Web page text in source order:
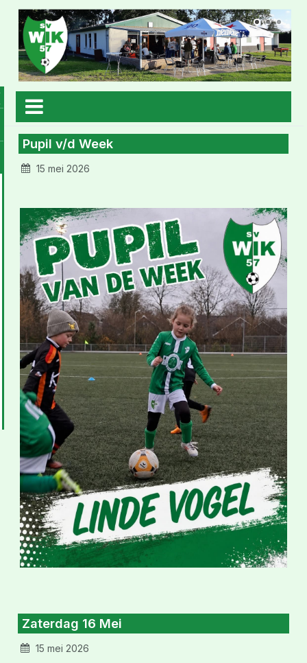
Pupil v/d Week
15 mei 2026
Zaterdag 16 Mei
15 mei 2026